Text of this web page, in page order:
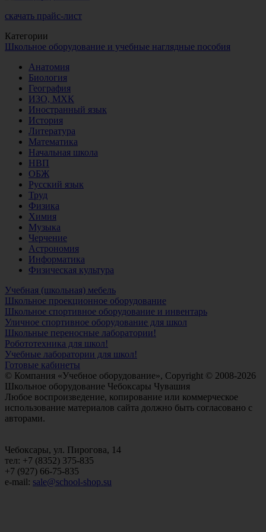
скачать прайс-лист
Категории
Школьное оборудование и учебные наглядные пособия
Анатомия
Биология
География
ИЗО, МХК
Иностранный язык
История
Литература
Математика
Начальная школа
НВП
ОБЖ
Русский язык
Труд
Физика
Химия
Музыка
Черчение
Астрономия
Информатика
Физическая культура
Учебная (школьная) мебель
Школьное проекционное оборудование
Школьное спортивное оборудование и инвентарь
Уличное спортивное оборудование для школ
Школьные переносные лаборатории!
Робототехника для школ!
Учебные лаборатории для школ!
Готовые кабинеты
© Компания «Учебное оборудование», Copyright © 2008-2026
Школьное оборудование Чебоксары Чувашия
Любое воспроизведение, копирование или коммерческое
использование материалов сайта должно быть согласовано с
авторами.
Чебоксары, ул. Пирогова, 14
тел: +7 (8352) 375-835
+7 (927) 66-75-835
e-mail: sale@school-shop.su